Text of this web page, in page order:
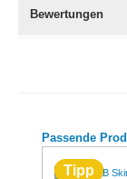
Bewertungen
Produktgalerie
Passende
Tipp